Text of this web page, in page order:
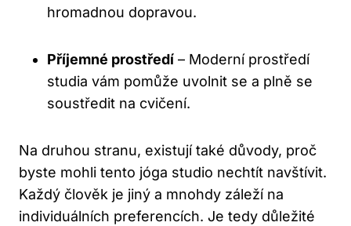
hromadnou dopravou.
Příjemné prostředí – Moderní prostředí
studia vám pomůže uvolnit se a plně se
soustředit na cvičení.
Na druhou stranu, existují také důvody, proč
byste mohli tento jóga studio nechtít navštívit.
Každý člověk je jiný a mnohdy záleží na
individuálních preferencích. Je tedy důležité